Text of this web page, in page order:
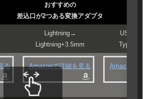
おすすめの
差込口が2つある変換アダプタ
Lightning→
Lightning+3.5mm
USB
Type-
る Amazonで詳細を見る Amazonで